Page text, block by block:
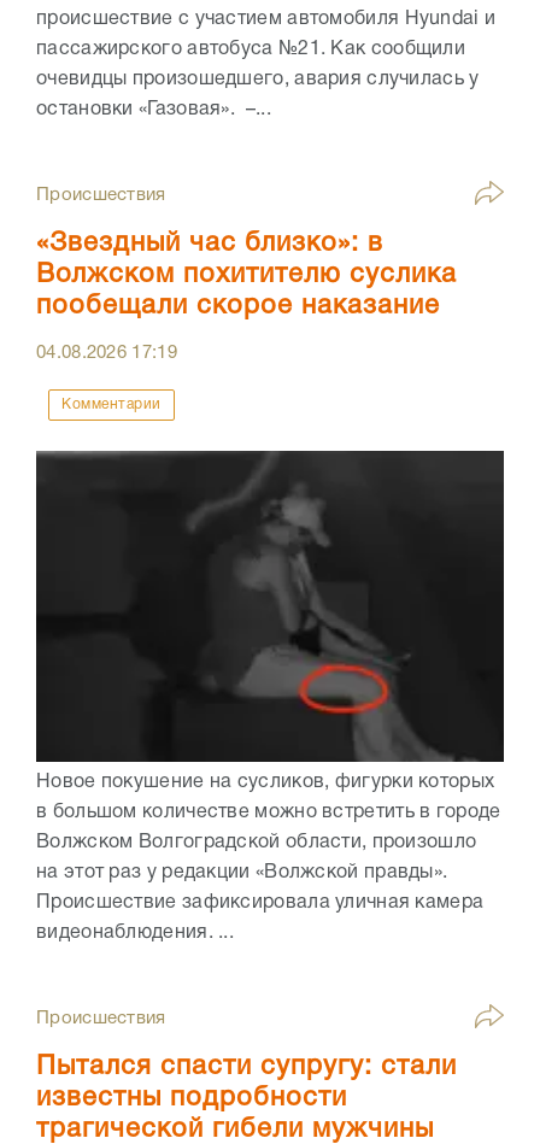
происшествие с участием автомобиля Hyundai и
пассажирского автобуса №21. Как сообщили
очевидцы произошедшего, авария случилась у
остановки «Газовая». –...
Происшествия
«Звездный час близко»: в
Волжском похитителю суслика
пообещали скорое наказание
04.08.2026 17:19
Комментарии
Новое покушение на сусликов, фигурки которых
в большом количестве можно встретить в городе
Волжском Волгоградской области, произошло
на этот раз у редакции «Волжской правды».
Происшествие зафиксировала уличная камера
видеонаблюдения. ...
Происшествия
Пытался спасти супругу: стали
известны подробности
трагической гибели мужчины